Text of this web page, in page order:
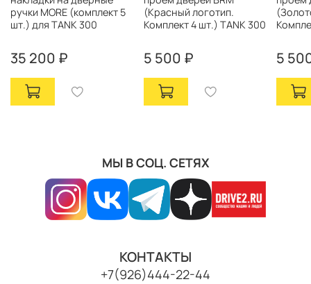
ручки MORE (комплект 5
шт.) для TANK 300
35 200 ₽
(Красный логотип.
Комплект 4 шт.) TANK 300
5 500 ₽ 5
МЫ В СОЦ. СЕТЯХ
КОНТАКТЫ
+7(926)444-22-44